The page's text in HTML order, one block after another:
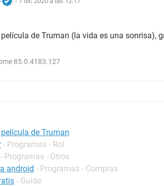
de Truman (la vida es una sonrisa),
85.0.4183.127
de Truman
- Programas - Rol
- Programas - Otros
android - Programas - Compras
- Guide